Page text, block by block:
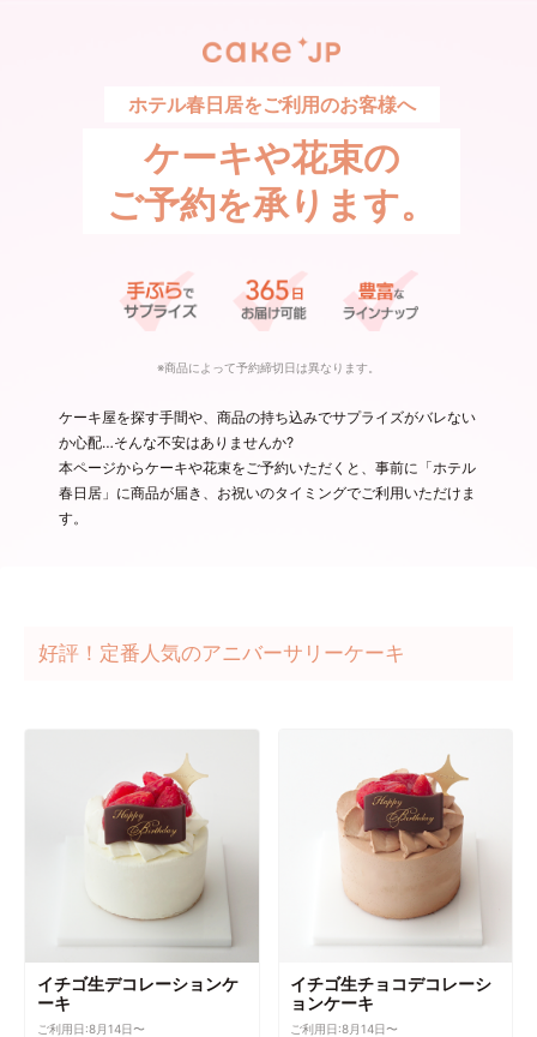
ホテル春日居をご利用のお客様へ
ケーキや花束の
ご予約を承ります。
※商品によって予約締切日は異なります。
ケーキ屋を探す手間や、商品の持ち込みでサプライズがバレない
か心配…そんな不安はありませんか?
本ページからケーキや花束をご予約いただくと、事前に「ホテル
春日居」に商品が届き、お祝いのタイミングでご利用いただけま
す。
好評！定番人気のアニバーサリーケーキ
イチゴ生デコレーションケ
ーキ
ご利用日:8月14日〜
イチゴ生チョコデコレーシ
ョンケーキ
ご利用日:8月14日〜